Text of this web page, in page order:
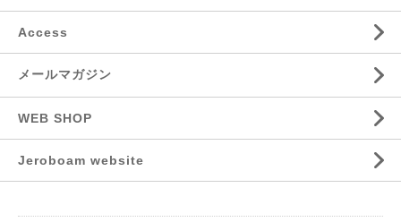
Access
メールマガジン
WEB SHOP
Jeroboam website